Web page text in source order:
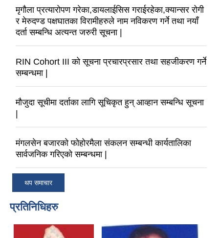
मृगौला प्रत्यारोपण गरेका,डायलाईसिस गराईरहेका,क्यान्सर रोगी
र मेरुदण्ड पक्षघातका विरामीहरुले नाम नविकरण गर्ने तथा नयाँ
दर्ता सम्बन्धि अत्यन्त जरुरी सूचना |
RIN Cohort III को सूचना प्रचारप्रसार तथा सहजीकरण गर्ने
सम्बन्धमा |
मौजुदा सूचीमा दर्ताका लागि सूचिकृत हुन् आव्हान सम्बन्धि सूचना
मंगलसेन बजारको फोहोरमैला संकलन सम्बन्धी कार्यतालिका
सार्वजनिक गरिएको सम्बन्धमा |
थप समाचार
प्रतिनिधिहरु